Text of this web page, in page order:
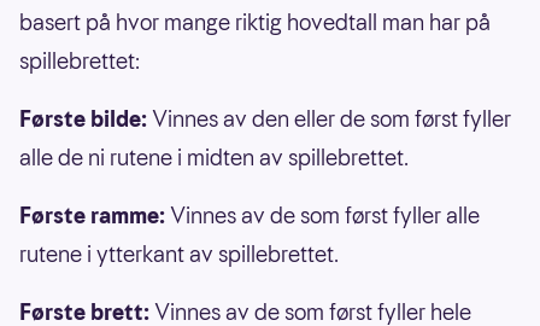
basert på hvor mange riktig hovedtall man har på
spillebrettet:
Første bilde:Vinnes av den eller de som først fyller
alle de ni rutene i midten av spillebrettet.
Første ramme:Vinnes av de som først fyller alle
rutene i ytterkant av spillebrettet.
Første brett:Vinnes av de som først fyller hele